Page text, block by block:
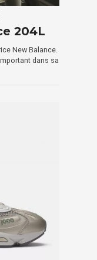
204L
New Balance.
dans sa